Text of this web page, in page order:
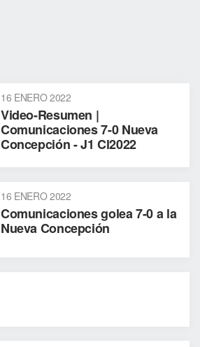
16 ENERO 2022
Video-Resumen |
Comunicaciones 7-0 Nueva
Concepción - J1 Cl2022
16 ENERO 2022
Comunicaciones golea 7-0 a la
Nueva Concepción